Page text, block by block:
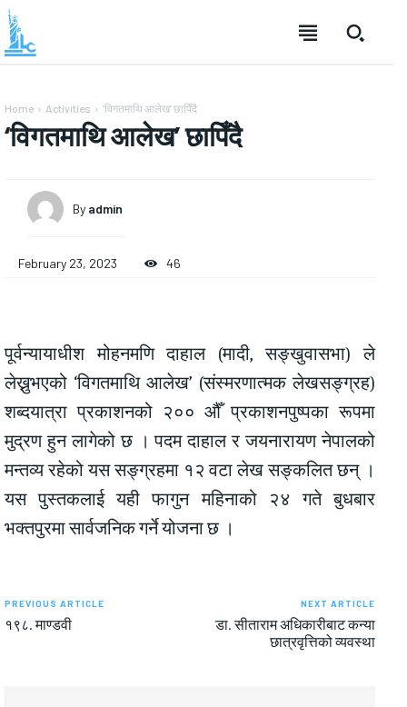
Home Activities ‘विगतमाथि आलेख’ छापिँदै
‘विगतमाथि आलेख’ छापिँदै
By admin
February 23, 2023 46
पूर्वन्यायाधीश मोहनमणि दाहाल (मादी, सङ्खुवासभा) ले
लेख्नुभएको ‘विगतमाथि आलेख’ (संस्मरणात्मक लेखसङ्ग्रह)
शब्दयात्रा प्रकाशनको २०० औँ प्रकाशनपुष्पका रूपमा
मुद्रण हुन लागेको छ । पदम दाहाल र जयनारायण नेपालको
मन्तव्य रहेको यस सङ्ग्रहमा १२ वटा लेख सङ्कलित छन् ।
यस पुस्तकलाई यही फागुन महिनाको २४ गते बुधबार
भक्तपुरमा सार्वजनिक गर्ने योजना छ ।
PREVIOUS ARTICLE
१९८. माण्डवी
NEXT ARTICLE
डा. सीताराम अधिकारीबाट कन्या
छात्रवृत्तिको व्यवस्था